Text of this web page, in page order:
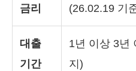
금리
(26.02.19 기
대출
기간
1년 이상 3년
지)